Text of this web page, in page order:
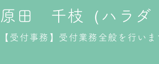
原田 千枝（ハラダ
【受付事務】受付業務全般を行いま